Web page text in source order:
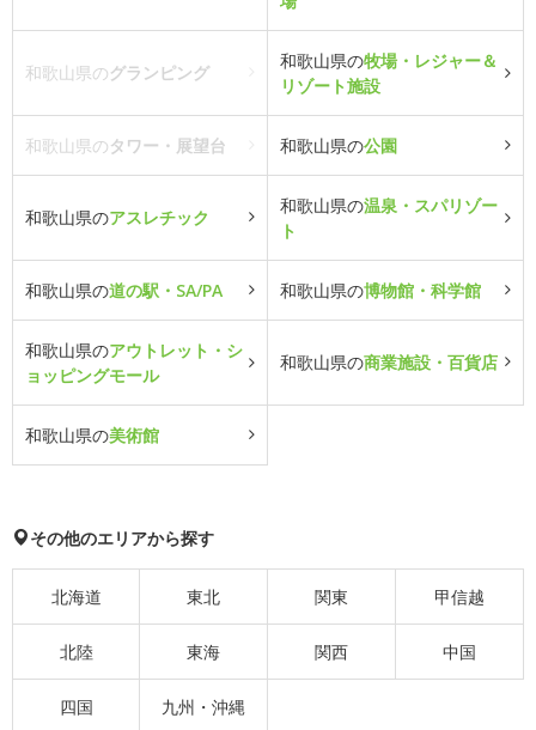
和歌山県のグランピング
和歌山県の牧場・レジャー＆
リゾート施設
和歌山県のタワー・展望台 和歌山県の公園
和歌山県のアスレチック
和歌山県の温泉・スパリゾー
ト
和歌山県の道の駅・SA/PA 和歌山県の博物館・科学館
和歌山県のアウトレット・シ
ョッピングモール
和歌山県の商業施設・百貨店
和歌山県の美術館
その他のエリアから探す
北海道 東北 関東 甲信越
北陸 東海 関西 中国
四国 九州・沖縄